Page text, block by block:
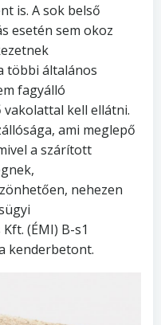
is. A sok belső
esetén sem okoz
többi általános
fagyálló
kell ellátni.
ami meglepő
a szárított
nehezen
(ÉMI) B-s1
kenderbetont.